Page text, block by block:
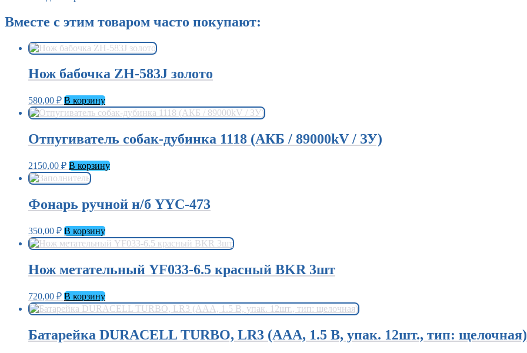
Вместе с этим товаром часто покупают:
Нож бабочка ZH-583J золото
580,00 ₽ В корзину
Отпугиватель собак-дубинка 1118 (АКБ / 89000kV / ЗУ)
2150,00 ₽ В корзину
Фонарь ручной н/б YYC-473
350,00 ₽ В корзину
Нож метательный YF033-6.5 красный BKR 3шт
720,00 ₽ В корзину
Батарейка DURACELL TURBO, LR3 (АAА, 1.5 В, упак. 12шт., тип: щелочная)